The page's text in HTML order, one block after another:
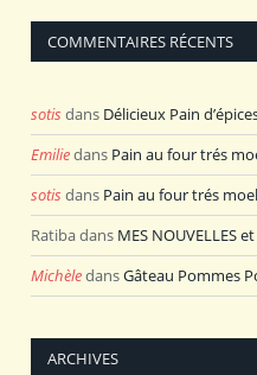
COMMENTAIRES RÉCENTS
sotis dans Délicieux Pain
Emiliedans Pain au four trés
sotis dans Pain au four trés
Ratibadans MES NOUVELLES
MichèledansGâteau Pommes
ARCHIVES